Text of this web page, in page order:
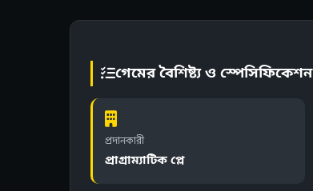
গেমের বৈশিষ্ট্য ও স্পেসিফিকেশন
প্রদানকারী
প্রাগ্রাম্যাটিক প্লে